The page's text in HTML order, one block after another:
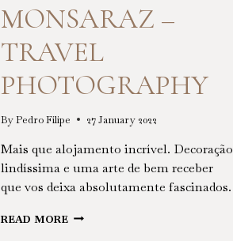
MONSARAZ –
TRAVEL
PHOTOGRAPHY
ByPedro Filipe 27 January 2022
Mais que alojamento incrível. Decoração
lindíssima e uma arte de bem receber
que vos deixa absolutamente fascinados.
READ MORE MONSARAZ